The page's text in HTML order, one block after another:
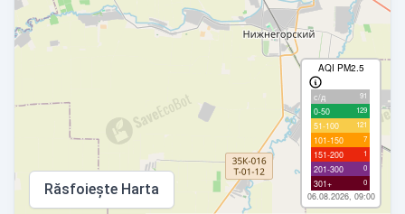
AQI PM2.5
с/д 91
0-50 129
51-100 121
101-150 7
151-200 1
201-300 0
301+ 0
06.08.2026, 09:00
Răsfoiește Harta